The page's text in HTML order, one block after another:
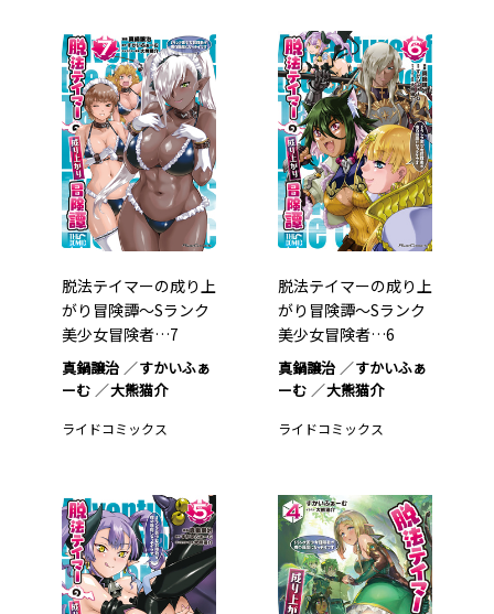
脱法テイマーの成り上
がり冒険譚～Sランク
美少女冒険者…7
真鍋譲治
すかいふぁ
ーむ
大熊猫介
ライドコミックス
脱法テイマーの成り上
がり冒険譚～Sランク
美少女冒険者…6
真鍋譲治
すかいふぁ
ーむ
大熊猫介
ライドコミックス